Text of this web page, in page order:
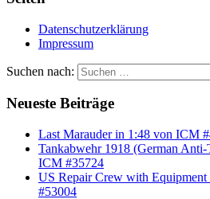
Datenschutzerklärung
Impressum
Suchen nach:
Neueste Beiträge
Last Marauder in 1:48 von ICM
Tankabwehr 1918 (German
ICM #35724
US Repair Crew with
#53004